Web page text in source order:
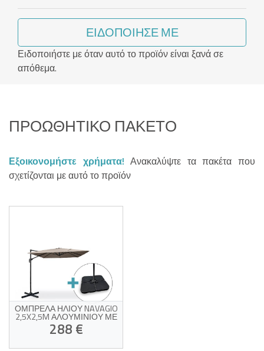
ΕΙΔΟΠΟΊΗΣΈ ΜΕ
Ειδοποιήστε με όταν αυτό το προϊόν είναι ξανά σε
απόθεμα.
ΠΡΟΩΘΗΤΙΚΌ ΠΑΚΈΤΟ
Εξοικονομήστε χρήματα! Ανακαλύψτε τα πακέτα που
σχετίζονται με αυτό το προϊόν
ΟΜΠΡΈΛΑ ΗΛΊΟΥ NAVAGIO
2,5X2,5M ΑΛΟΥΜΙΝΊΟΥ ΜΕ
ΠΡΌΒΟΛΟ – ΠΕΡΙΣΤΡΟΦΉ
360°, ΑΝΑΚΛΙΝΌΜΕΝΗ,
288 €